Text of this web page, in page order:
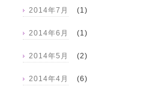
2014年7月 (1)
2014年6月 (1)
2014年5月 (2)
2014年4月 (6)